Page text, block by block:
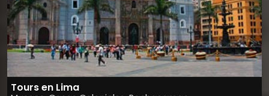
Tours en Lima